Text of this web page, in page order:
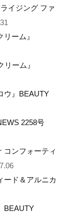
イジング ファ
ーム』
リーム』
ウ』BEAUTY
2258号
コンフォーティ
ード＆アルニカ
BEAUTY